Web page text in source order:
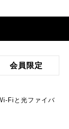
会員限定
Fiと光ファイバ